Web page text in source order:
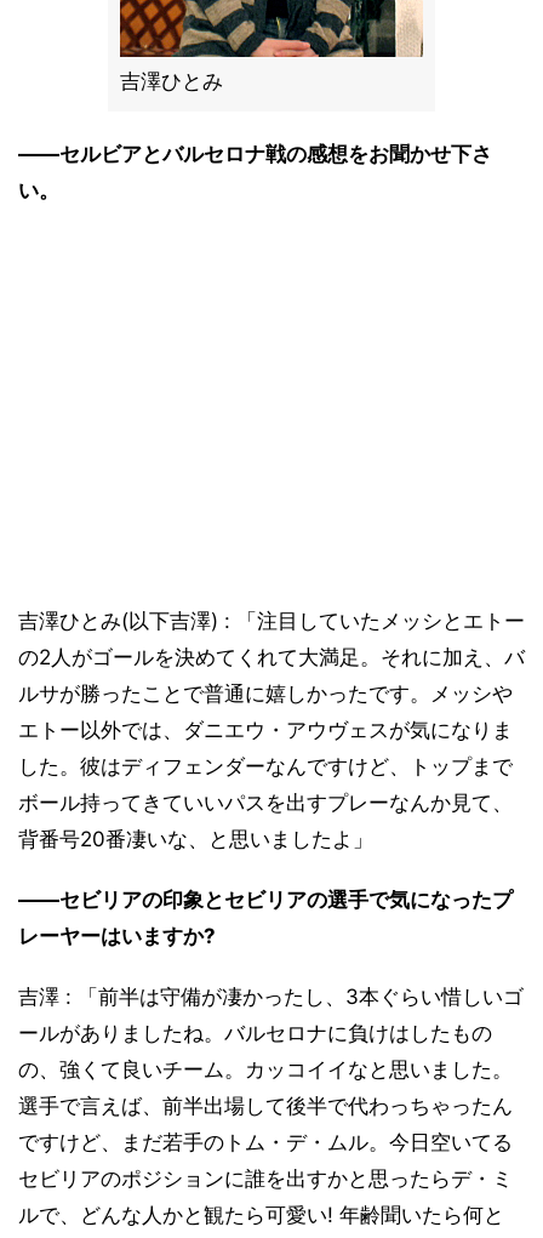
吉澤ひとみ
――セルビアとバルセロナ戦の感想をお聞かせ下さ
い。
吉澤ひとみ(以下吉澤) : 「注目していたメッシとエトー
の2人がゴールを決めてくれて大満足。それに加え、バ
ルサが勝ったことで普通に嬉しかったです。メッシや
エトー以外では、ダニエウ・アウヴェスが気になりま
した。彼はディフェンダーなんですけど、トップまで
ボール持ってきていいパスを出すプレーなんか見て、
背番号20番凄いな、と思いましたよ」
――セビリアの印象とセビリアの選手で気になったプ
レーヤーはいますか?
吉澤 : 「前半は守備が凄かったし、3本ぐらい惜しいゴ
ールがありましたね。バルセロナに負けはしたもの
の、強くて良いチーム。カッコイイなと思いました。
選手で言えば、前半出場して後半で代わっちゃったん
ですけど、まだ若手のトム・デ・ムル。今日空いてる
セビリアのポジションに誰を出すかと思ったらデ・ミ
ルで、どんな人かと観たら可愛い! 年齢聞いたら何と